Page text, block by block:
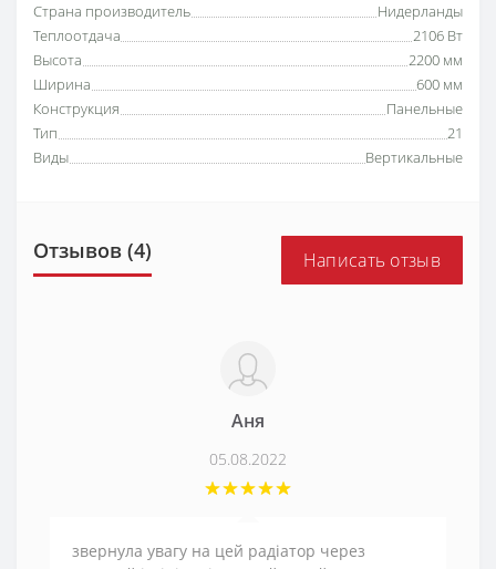
Страна производитель
Нидерланды
Теплоотдача
2106 Вт
Высота
2200 мм
Ширина
600 мм
Конструкция
Панельные
Тип
21
Виды
Вертикальные
Отзывов (4) Написать отзыв
Аня
05.08.2022
звернула увагу на цей радіатор через